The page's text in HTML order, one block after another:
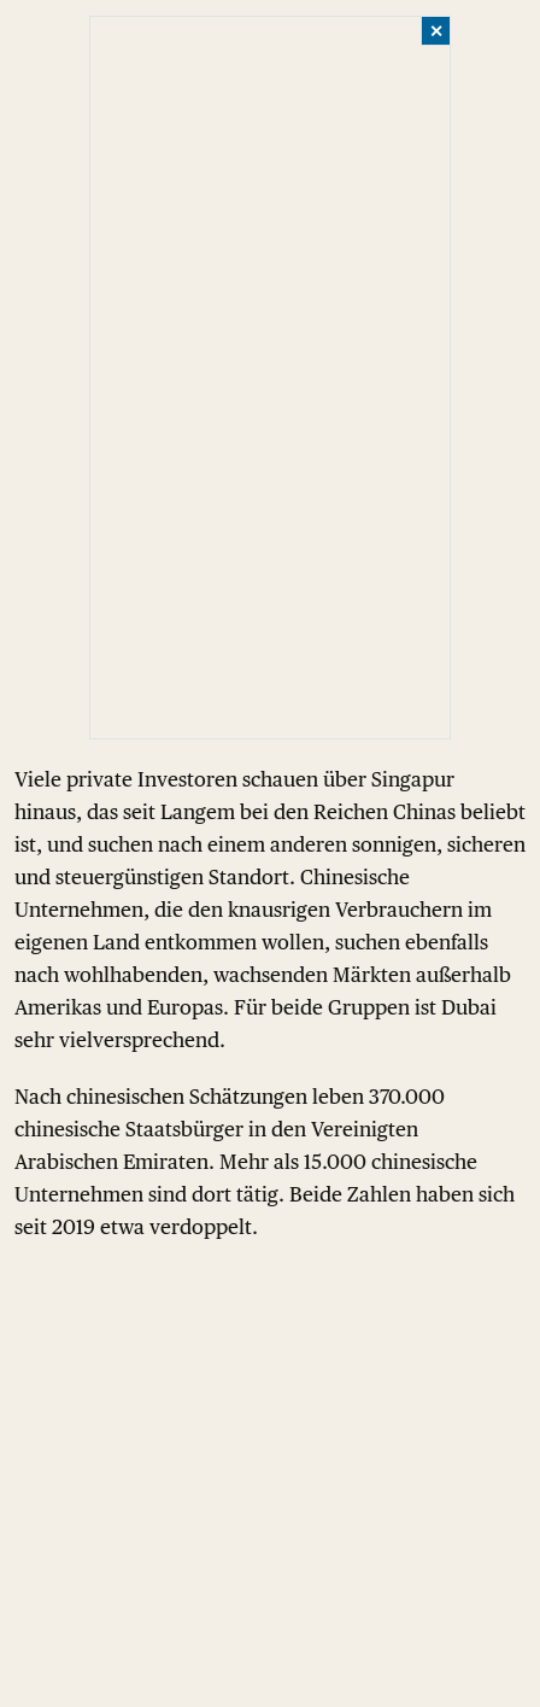
✕
Viele private Investoren schauen über Singapur
hinaus, das seit Langem bei den Reichen Chinas beliebt
ist, und suchen nach einem anderen sonnigen, sicheren
und steuergünstigen Standort. Chinesische
Unternehmen, die den knausrigen Verbrauchern im
eigenen Land entkommen wollen, suchen ebenfalls
nach wohlhabenden, wachsenden Märkten außerhalb
Amerikas und Europas. Für beide Gruppen ist Dubai
sehr vielversprechend.
Nach chinesischen Schätzungen leben 370.000
chinesische Staatsbürger in den Vereinigten
Arabischen Emiraten. Mehr als 15.000 chinesische
Unternehmen sind dort tätig. Beide Zahlen haben sich
seit 2019 etwa verdoppelt.